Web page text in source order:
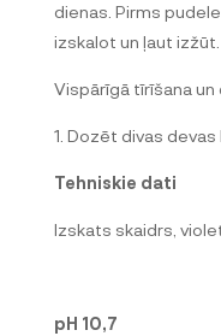
dienas. Pirms
izskalot un ļaut izžūt.
Vispārīgā tīrīšana un
1. Dozēt divas
Tehniskie dati
Izskats skaidrs,
pH 10,7